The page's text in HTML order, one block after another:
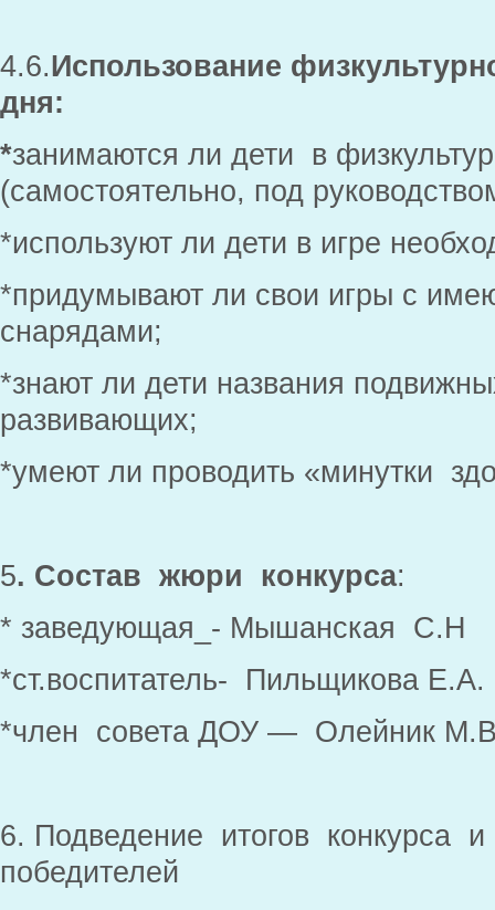
4.6.Использование
дня:
*занимаются ли дети
в
(самостоятельно, под
*используют ли дети в игре
*придумывают ли свои игры с
снарядами;
*знают ли дети названия
развивающих;
*умеют ли проводить «минутки
5. Состав жюри конкурса:
* заведующая_- Мышанская С.Н
*ст.воспитатель- Пильщикова Е.А.
*член совета ДОУ — Олейник
6. Подведение итогов конкурса
победителей